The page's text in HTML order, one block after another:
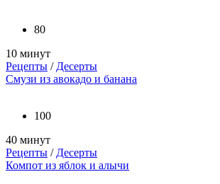
80
10 минут
Рецепты / Десерты
Смузи из авокадо и банана
100
40 минут
Рецепты / Десерты
Компот из яблок и алычи